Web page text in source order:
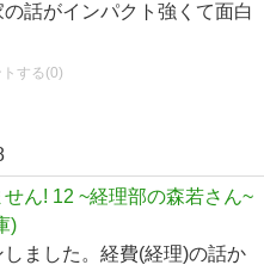
話がインパクト強くて面白
トする(0)
ん! 12 ~経理部の森若さん~
)
ました。経費(経理)の話か